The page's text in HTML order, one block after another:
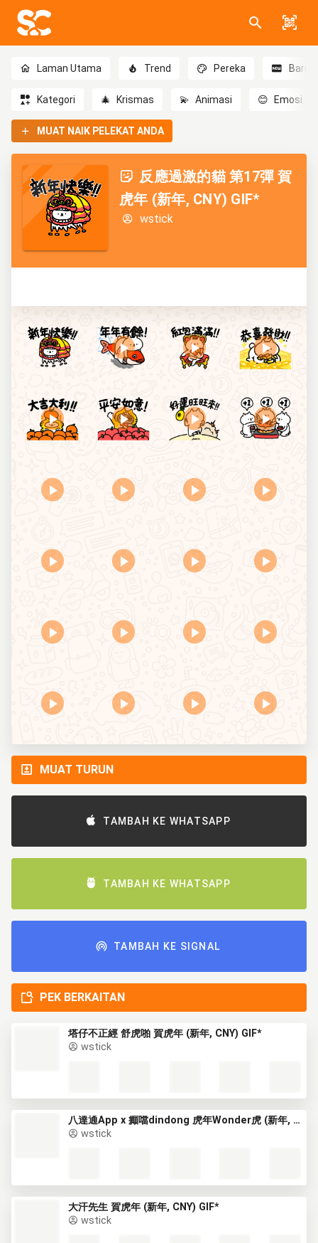
Laman Utama Trend Pereka Baru
Kategori 🎄 Krismas 💫 Animasi 😊 Emosi
MUAT NAIK PELEKAT ANDA
反應過激的貓 第17彈 賀
虎年 (新年, CNY) GIF*
wstick
MUAT TURUN
TAMBAH KE WHATSAPP
TAMBAH KE WHATSAPP
TAMBAH KE SIGNAL
PEK BERKAITAN
塔仔不正經 舒虎啪 賀虎年 (新年, CNY) GIF*
wstick
八達通App x 癲噹dindong 虎年Wonder虎 (新年, CNY) GIF*
wstick
大汗先生 賀虎年 (新年, CNY) GIF*
wstick